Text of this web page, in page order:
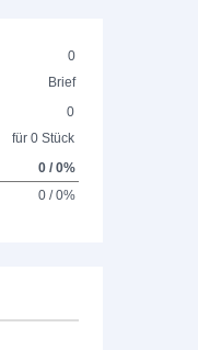
0
Brief
0
für 0 Stück
0 / 0%
0 / 0%